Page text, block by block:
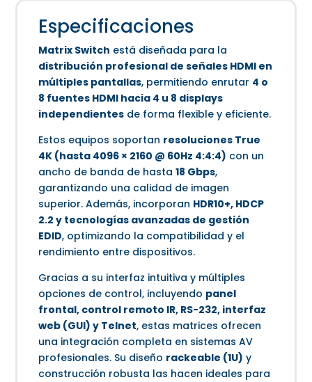
Especificaciones
Matrix Switch está diseñada para la
distribución profesional de señales HDMI en
múltiples pantallas, permitiendo enrutar 4 o
8 fuentes HDMI hacia 4 u 8 displays
independientes de forma flexible y eficiente.
Estos equipos soportan resoluciones True
4K (hasta 4096 × 2160 @ 60Hz 4:4:4) con un
ancho de banda de hasta18 Gbps,
garantizando una calidad de imagen
superior. Además, incorporan HDR10+, HDCP
2.2 y tecnologías avanzadas de gestión
EDID, optimizando la compatibilidad y el
rendimiento entre dispositivos.
Gracias a su interfaz intuitiva y múltiples
opciones de control, incluyendo panel
frontal, control remoto IR, RS-232, interfaz
web (GUI) y Telnet, estas matrices ofrecen
una integración completa en sistemas AV
profesionales. Su diseño rackeable (1U) y
construcción robusta las hacen ideales para